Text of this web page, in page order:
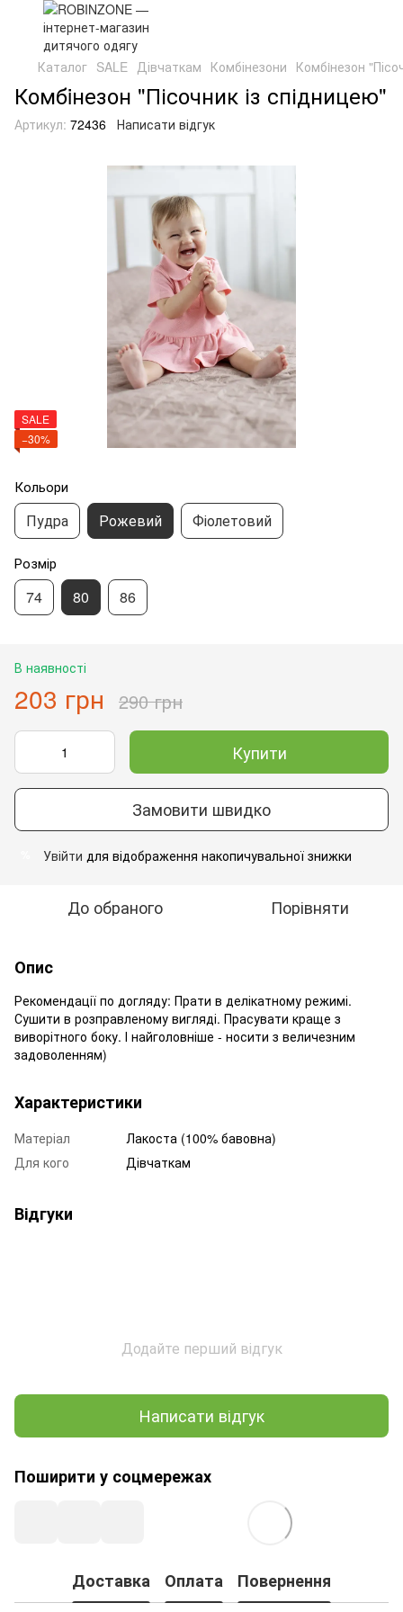
Каталог SALE Дівчаткам Комбінезони Комбiнезон
Комбiнезон "Пісочник із спідницею"
Артикул: 72436 Написати відгук
SALE
−30%
Кольори
Пудра Рожевий Фіолетовий
Розмір
74 80 86
В наявності
203 грн 290 грн
Купити
Замовити швидко
Увійти для відображення накопичувальної знижки
До обраного Порівняти
Опис
Рекомендації по догляду: Прати в делікатному режимі.
Сушити в розправленому вигляді. Прасувати краще з
виворітного боку. І найголовніше - носити з величезним
задоволенням)
Характеристики
Матеріал
Лакоста (100% бавовна)
Для кого
Дівчаткам
Відгуки
Додайте перший відгук
Написати відгук
Поширити у соцмережах
Доставка Оплата Повернення